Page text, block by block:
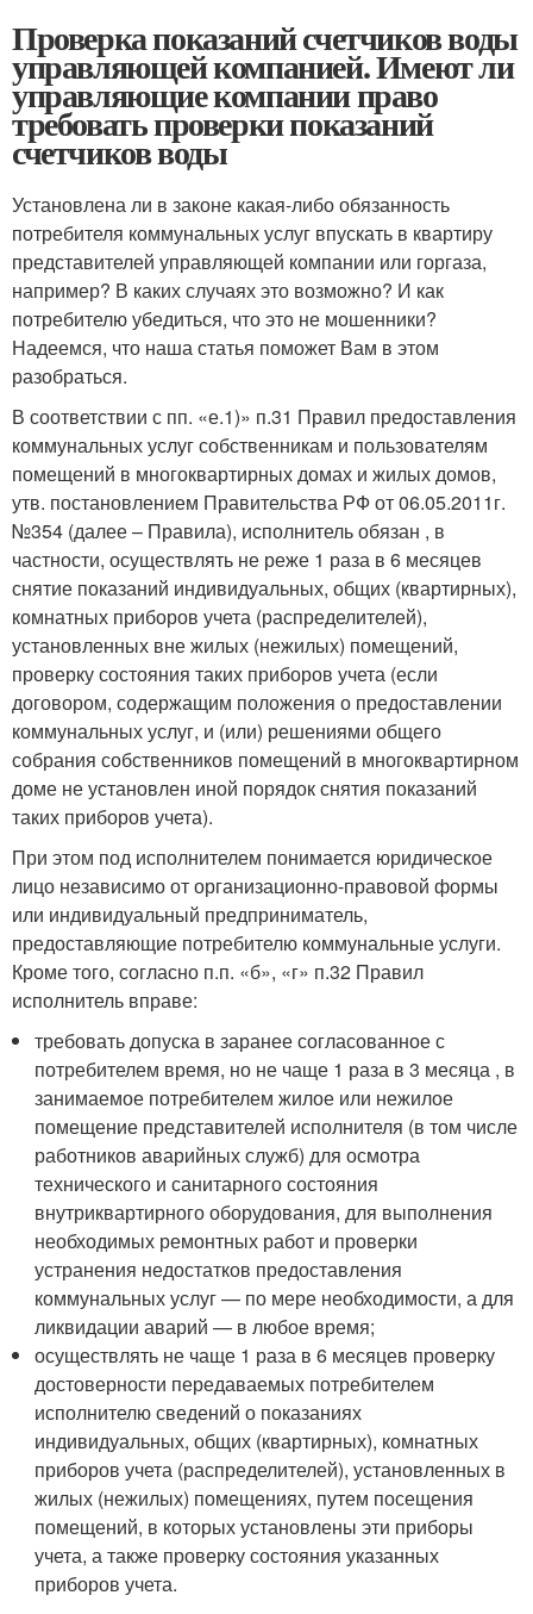
Проверка показаний счетчиков воды
управляющей компанией. Имеют ли
управляющие компании право
требовать проверки показаний
счетчиков воды
Установлена ли в законе какая-либо обязанность
потребителя коммунальных услуг впускать в квартиру
представителей управляющей компании или горгаза,
например? В каких случаях это возможно? И как
потребителю убедиться, что это не мошенники?
Надеемся, что наша статья поможет Вам в этом
разобраться.
В соответствии с пп. «е.1)» п.31 Правил предоставления
коммунальных услуг собственникам и пользователям
помещений в многоквартирных домах и жилых домов,
утв. постановлением Правительства РФ от 06.05.2011г.
№354 (далее – Правила), исполнитель обязан , в
частности, осуществлять не реже 1 раза в 6 месяцев
снятие показаний индивидуальных, общих (квартирных),
комнатных приборов учета (распределителей),
установленных вне жилых (нежилых) помещений,
проверку состояния таких приборов учета (если
договором, содержащим положения о предоставлении
коммунальных услуг, и (или) решениями общего
собрания собственников помещений в многоквартирном
доме не установлен иной порядок снятия показаний
таких приборов учета).
При этом под исполнителем понимается юридическое
лицо независимо от организационно-правовой формы
или индивидуальный предприниматель,
предоставляющие потребителю коммунальные услуги.
Кроме того, согласно п.п. «б», «г» п.32 Правил
исполнитель вправе:
требовать допуска в заранее согласованное с
потребителем время, но не чаще 1 раза в 3 месяца , в
занимаемое потребителем жилое или нежилое
помещение представителей исполнителя (в том числе
работников аварийных служб) для осмотра
технического и санитарного состояния
внутриквартирного оборудования, для выполнения
необходимых ремонтных работ и проверки
устранения недостатков предоставления
коммунальных услуг — по мере необходимости, а для
ликвидации аварий — в любое время;
осуществлять не чаще 1 раза в 6 месяцев проверку
достоверности передаваемых потребителем
исполнителю сведений о показаниях
индивидуальных, общих (квартирных), комнатных
приборов учета (распределителей), установленных в
жилых (нежилых) помещениях, путем посещения
помещений, в которых установлены эти приборы
учета, а также проверку состояния указанных
приборов учета.